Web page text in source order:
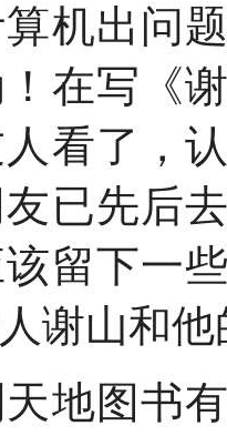
机出问
在写《
看了，
已先后
留下一
谢山和
图书有